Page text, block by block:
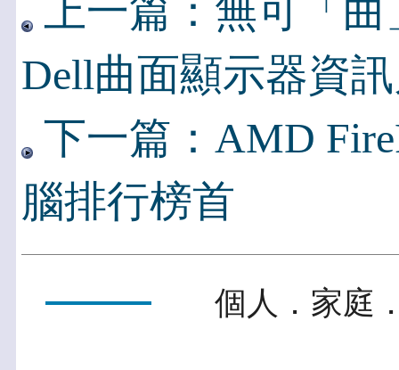
上一篇：無可「
Dell曲面顯示器資
下一篇：AMD
腦排行榜首
個人．家庭